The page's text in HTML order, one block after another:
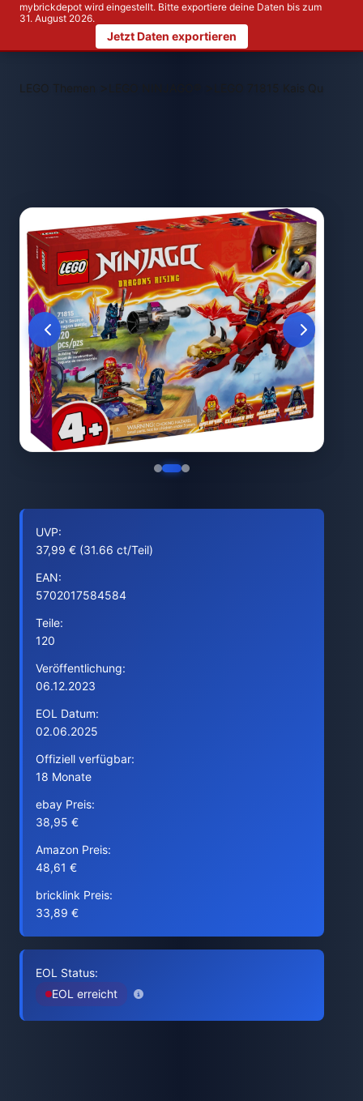
mybrickdepot wird eingestellt. Bitte exportiere deine Daten bis zum
31. August 2026.
Jetzt Daten exportieren
LEGO Themen > LEGO 71815 Kais
UVP:
37,99 € (31.66 ct/Teil)
EAN:
5702017584584
Teile:
120
Veröffentlichung:
06.12.2023
EOL Datum:
02.06.2025
Offiziell verfügbar:
18 Monate
ebay Preis:
38,95 €
Amazon Preis:
48,61 €
bricklink Preis:
33,89 €
EOL Status:
EOL erreicht